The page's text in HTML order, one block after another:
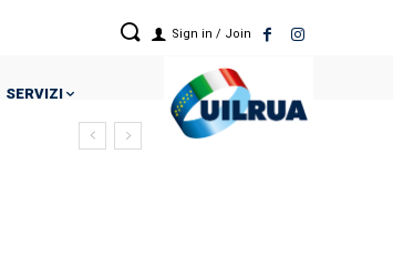
Sign in / Join
SERVIZI